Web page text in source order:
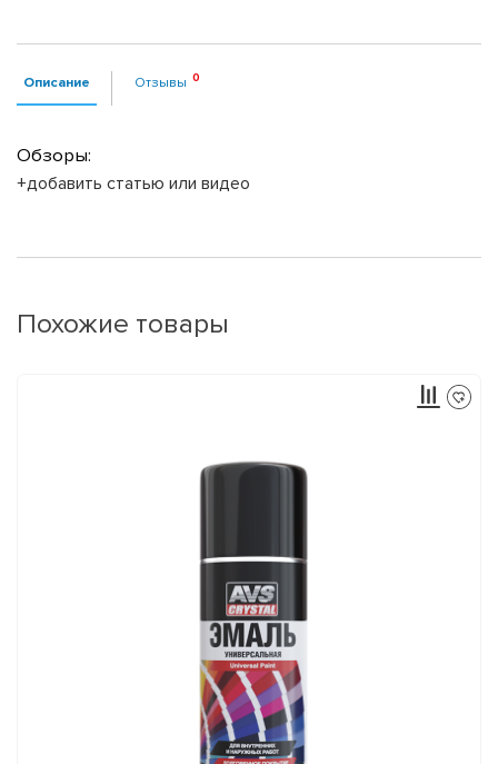
Описание Отзывы
Обзоры:
+добавить статью или видео
Похожие товары